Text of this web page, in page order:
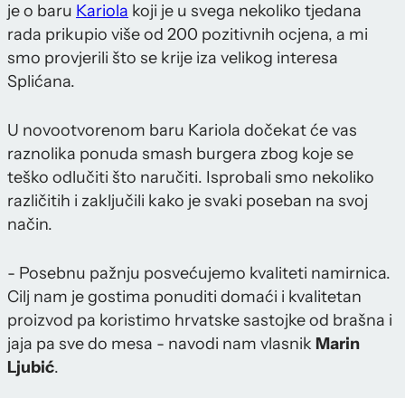
je o baru Kariola koji je u svega nekoliko tjedana
rada prikupio više od 200 pozitivnih ocjena, a mi
smo provjerili što se krije iza velikog interesa
Splićana.
U novootvorenom baru Kariola dočekat će vas
raznolika ponuda smash burgera zbog koje se
teško odlučiti što naručiti. Isprobali smo nekoliko
različitih i zaključili kako je svaki poseban na svoj
način.
- Posebnu pažnju posvećujemo kvaliteti namirnica.
Cilj nam je gostima ponuditi domaći i kvalitetan
proizvod pa koristimo hrvatske sastojke od brašna i
jaja pa sve do mesa - navodi nam vlasnik Marin
Ljubić.